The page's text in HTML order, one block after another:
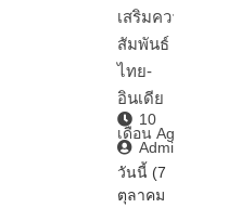
เสริมความ
สัมพันธ์
ไทย-
อินเดีย
10
เดือน Ago
Admin2
วันนี้ (7
ตุลาคม